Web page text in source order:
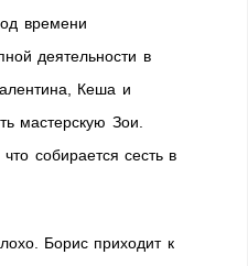
времени
деятельности в
Кеша и
мастерскую Зои.
собирается сесть в
Борис приходит к